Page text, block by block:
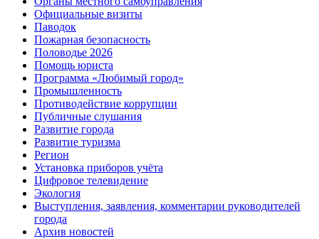
Официальные визиты
Паводок
Пожарная безопасность
Половодье 2026
Помощь юриста
Программа «Любимый город»
Промышленность
Противодействие коррупции
Публичные слушания
Развитие города
Развитие туризма
Регион
Установка приборов учёта
Цифровое телевидение
Экология
Выступления, заявления, комментарии руководителей
города
Архив новостей